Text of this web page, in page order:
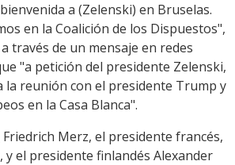
a (Zelenski) en Bruselas.
en la Coalición de los Dispuestos",
través de un mensaje en redes
"a petición del presidente Zelenski,
la reunión con el presidente Trump y
en la Casa Blanca".
Friedrich Merz, el presidente francés,
y el presidente finlandés Alexander